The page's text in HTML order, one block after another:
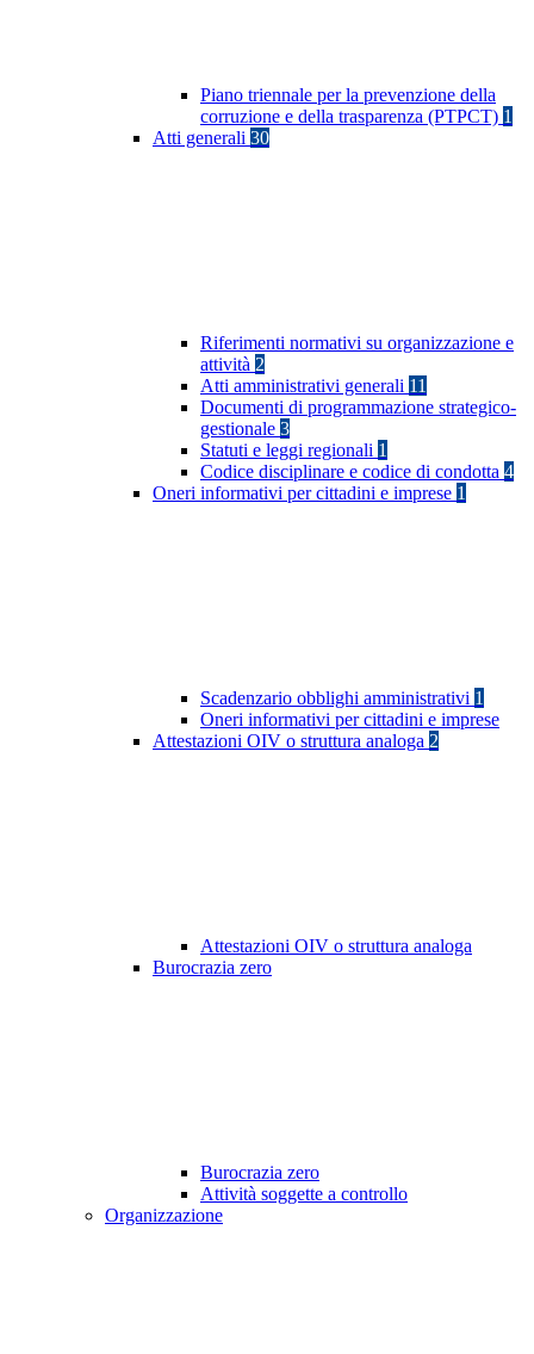
Piano triennale per la prevenzione della
corruzione e della trasparenza (PTPCT) 1
Atti generali 30
Riferimenti normativi su organizzazione e
attività 2
Atti amministrativi generali 11
Documenti di programmazione strategico-
gestionale 3
Statuti e leggi regionali 1
Codice disciplinare e codice di condotta 4
Oneri informativi per cittadini e imprese 1
Scadenzario obblighi amministrativi 1
Oneri informativi per cittadini e imprese
Attestazioni OIV o struttura analoga 2
Attestazioni OIV o struttura analoga
Burocrazia zero
Burocrazia zero
Attività soggette a controllo
Organizzazione